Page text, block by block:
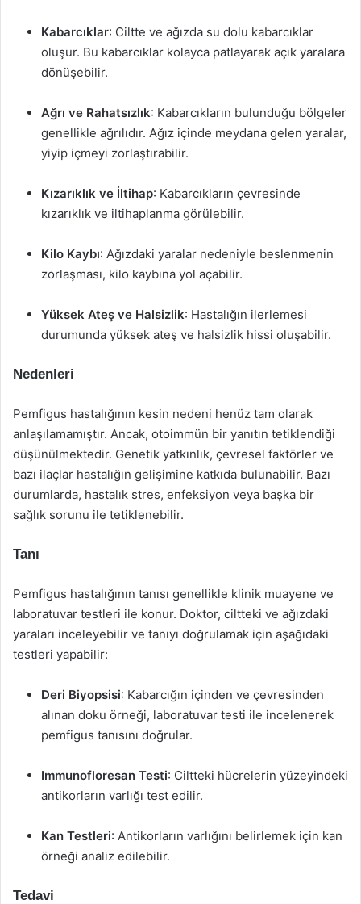
Kabarcıklar: Ciltte ve ağızda su dolu kabarcıklar
oluşur. Bu kabarcıklar kolayca patlayarak açık yaralara
dönüşebilir.
Ağrı ve Rahatsızlık: Kabarcıkların bulunduğu bölgeler
genellikle ağrılıdır. Ağız içinde meydana gelen yaralar,
yiyip içmeyi zorlaştırabilir.
Kızarıklık ve İltihap: Kabarcıkların çevresinde
kızarıklık ve iltihaplanma görülebilir.
Kilo Kaybı: Ağızdaki yaralar nedeniyle beslenmenin
zorlaşması, kilo kaybına yol açabilir.
Yüksek Ateş ve Halsizlik: Hastalığın ilerlemesi
durumunda yüksek ateş ve halsizlik hissi oluşabilir.
Nedenleri
Pemfigus hastalığının kesin nedeni henüz tam olarak
anlaşılamamıştır. Ancak, otoimmün bir yanıtın tetiklendiği
düşünülmektedir. Genetik yatkınlık, çevresel faktörler ve
bazı ilaçlar hastalığın gelişimine katkıda bulunabilir. Bazı
durumlarda, hastalık stres, enfeksiyon veya başka bir
sağlık sorunu ile tetiklenebilir.
Tanı
Pemfigus hastalığının tanısı genellikle klinik muayene ve
laboratuvar testleri ile konur. Doktor, ciltteki ve ağızdaki
yaraları inceleyebilir ve tanıyı doğrulamak için aşağıdaki
testleri yapabilir:
Deri Biyopsisi: Kabarcığın içinden ve çevresinden
alınan doku örneği, laboratuvar testi ile incelenerek
pemfigus tanısını doğrular.
Immunofloresan Testi: Ciltteki hücrelerin yüzeyindeki
antikorların varlığı test edilir.
Kan Testleri: Antikorların varlığını belirlemek için kan
örneği analiz edilebilir.
Tedavi